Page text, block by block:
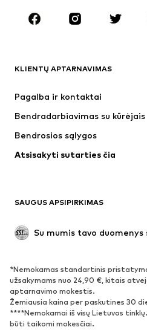
Aksesuarai
Naujienos
Apatiniai
Paltai
Proginiai
BATAI
Naujienos
Sportbačiai
KLIENTŲ APTARNAVIMAS
Pagalba ir kontaktai
Bendradarbiavimas su kūrėjais
Bendrosios sąlygos
Atsisakyti sutarties čia
SAUGUS APSIPIRKIMAS
Su mumis tavo duomenys
*Nemokamas standartinis
užsakymams nuo 24,90 €, kitais
aptarnavimo mokestis.
Žemiausia kaina per paskutines 30
****Nemokamai iš visų Lietuvos
būti taikomi mokesčiai.